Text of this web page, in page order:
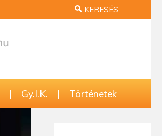
KERESÉS
| Gy.I.K. | Történetek